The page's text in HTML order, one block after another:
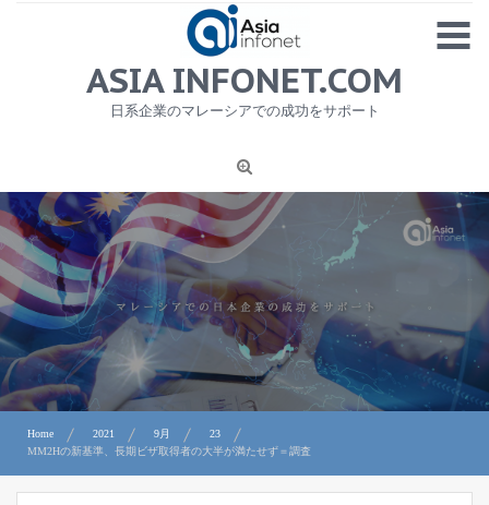
MENU
1
ニュース
労務サービス
プライバシーポリシー及び著作権について
お問合せ
ASIA INFONET.COM
日系企業のマレーシアでの成功をサポート
Home 2021 9月
23
MM2Hの新基準、長期ビザ取得者の大半が満たせず＝調査